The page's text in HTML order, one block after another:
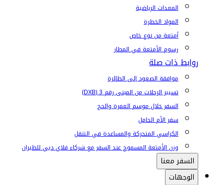
المعدات الرياضية
المواد الخطرة
أمتعة من نوع خاص
رسوم الأمتعة في المطار
روابط ذات صلة
موافقة الصعود إلى الطائرة
تسيير الرحلات من المبنى رقم 3 (DXB)
السفر خلال موسم العمرة والحج
سفر الأم الحامل
الكراسي المتحركة والمساعدة في التنقل
وزن الأمتعة المسموح عند السفر مع شركاء فلاي دبي للطيران
السفر معنا
الوجهات